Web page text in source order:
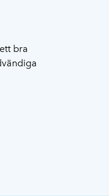
bra